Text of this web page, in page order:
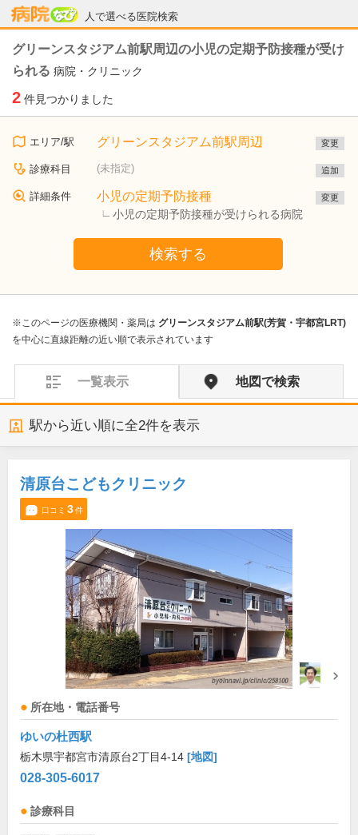
人で選べる医院検索
病院なび
グリーンスタジアム前駅周辺の小児の定期予防接種が受け
られる 病院・クリニック
2 件見つかりました
エリア/駅 グリーンスタジアム前駅周辺 変更
診療科目 (未指定) 追加
詳細条件 小児の定期予防接種
小児の定期予防接種が受けられる病院
変更
検索する
※このページの医療機関・薬局は グリーンスタジアム前駅(芳賀・宇都宮LRT)
を中心に直線距離の近い順で表示されています
一覧表示 地図で検索
駅から近い順に全2件を表示
清原台こどもクリニック
口コミ 3件
所在地・電話番号
ゆいの杜西駅
栃木県宇都宮市清原台2丁目4-14 [地図]
028-305-6017
診療科目